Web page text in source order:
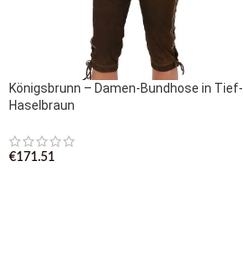
Königsbrunn – Damen-Bundhose in Tief-
Haselbraun
€171.51